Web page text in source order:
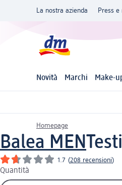
La nostra azienda Press e
Novità Marchi Make-
Homepage
Balea MEN
1.7 (208 recensioni)
Quantità